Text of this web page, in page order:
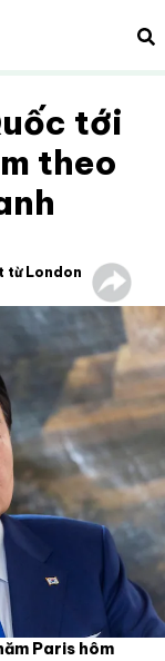
tới
theo
từ London
Paris hôm